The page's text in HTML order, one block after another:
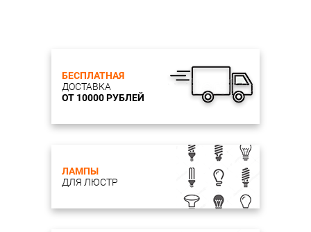
БЕСПЛАТНАЯ
ДОСТАВКА
ОТ 10000 РУБЛЕЙ
ЛАМПЫ
ДЛЯ ЛЮСТР